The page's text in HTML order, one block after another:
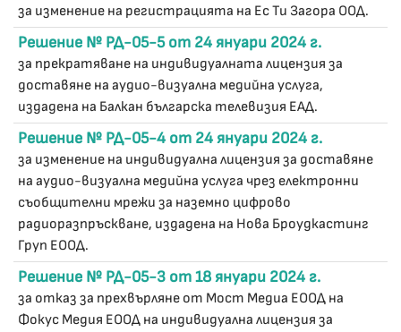
за изменение на регистрацията на Ес Ти Загора ООД.
Решение № РД-05-5 от 24 януари 2024 г.
за прекратяване на индивидуалната лицензия за
доставяне на аудио-визуална медийна услуга,
издадена на Балкан българска телевизия ЕАД.
Решение № РД-05-4 от 24 януари 2024 г.
за изменение на индивидуална лицензия за доставяне
на аудио-визуална медийна услуга чрез електронни
съобщителни мрежи за наземно цифрово
радиоразпръскване, издадена на Нова Броудкастинг
Груп ЕООД.
Решение № РД-05-3 от 18 януари 2024 г.
за отказ за прехвърляне от Мост Медиа ЕООД на
Фокус Медия ЕООД на индивидуална лицензия за